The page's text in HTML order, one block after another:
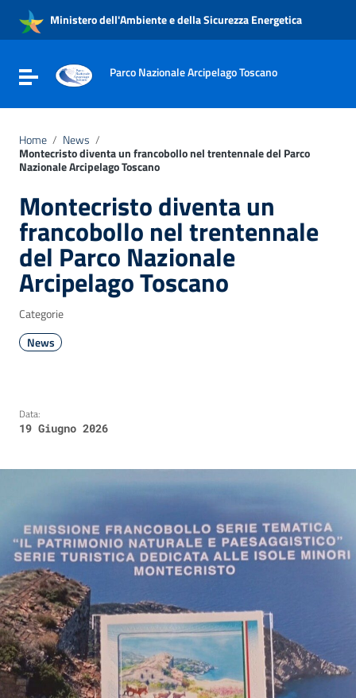
Vai al menu di navigazione
Vai al footer
Ministero dell'Ambiente e della Sicurezza Energetica
Attiva / disattiva la navigazione
Parco Nazionale Arcipelago Toscano
Home / News /
Montecristo diventa un francobollo nel trentennale del Parco
Nazionale Arcipelago Toscano
Montecristo diventa un
francobollo nel trentennale
del Parco Nazionale
Arcipelago Toscano
Categorie
News
Data:
19 Giugno 2026